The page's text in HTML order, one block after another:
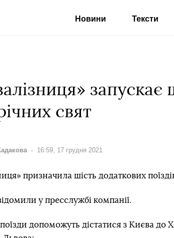
Новини Тексти
запускає
свят
Дата:
16:59, 17 грудня 2021
призначила шість додаткових
у пресслужбі компанії.
допоможуть дістатися з Києва до